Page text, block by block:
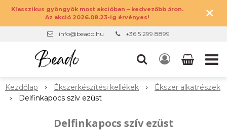
Klasszikus gyöngyök most akcióban – kedvezőbb áron.
Az akció 2026.08.23-ig érvényes!
×
info@beado.hu +36 5 299 8899
Kezdőlap Ékszerkészítési kellékek
Ékszer alkatrészek
Delfinkapocs szív ezüst
Delfinkapocs szív ezüst